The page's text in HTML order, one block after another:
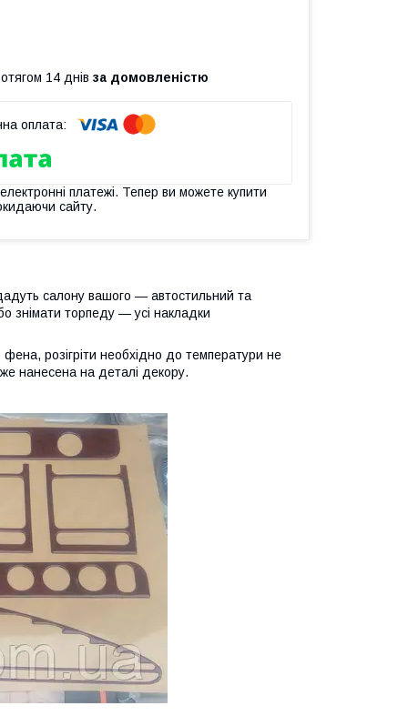
14 днів за домовленістю
платежі. Тепер ви можете купити
сайту.
салону вашого — автостильний та
знімати торпеду — усі накладки
розігріти необхідно до температури не
нанесена на деталі декору.